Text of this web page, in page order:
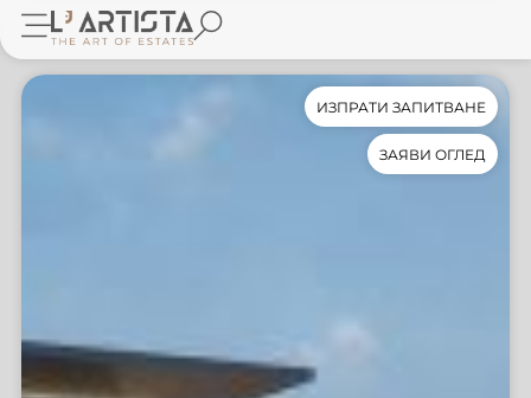
ИЗПРАТИ ЗАПИТВАНЕ
ЗАЯВИ ОГЛЕД